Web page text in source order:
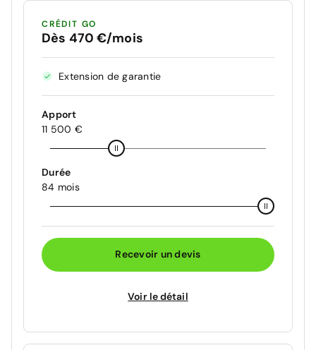
CRÉDIT GO
Dès 470 €/mois
Extension de garantie
Apport
11 500 €
Durée
84 mois
Recevoir un devis
Voir le détail